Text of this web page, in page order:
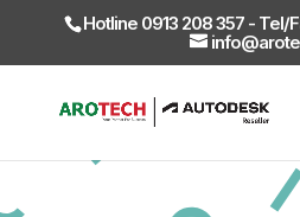
Hotline 0913 208 357 - Tel/